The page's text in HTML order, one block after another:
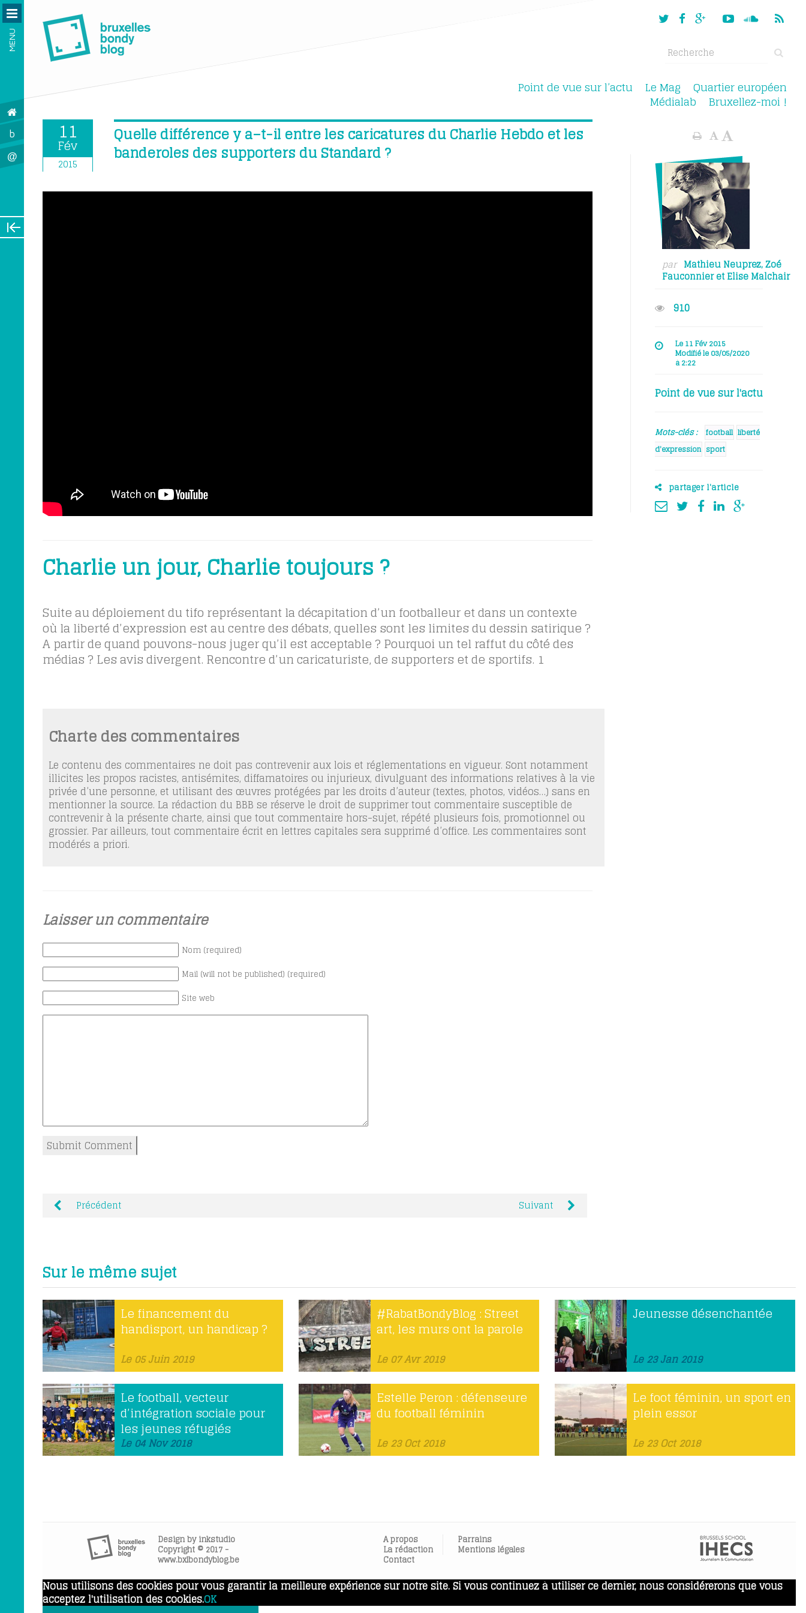
MENU
b
@
Point de vue sur l’actu Le Mag Quartier européen
Médialab Bruxellez-moi !
11
Fév
2015
Quelle différence y a–t-il entre les caricatures du Charlie Hebdo et les
banderoles des supporters du Standard ?
Charlie un jour, Charlie toujours ?
Suite au déploiement du tifo représentant la décapitation d’un footballeur et dans un contexte
où la liberté d’expression est au centre des débats, quelles sont les limites du dessin satirique ?
A partir de quand pouvons-nous juger qu’il est acceptable ? Pourquoi un tel raffut du côté des
médias ? Les avis divergent. Rencontre d’un caricaturiste, de supporters et de sportifs. 1
Charte des commentaires
Le contenu des commentaires ne doit pas contrevenir aux lois et réglementations en vigueur. Sont notamment
illicites les propos racistes, antisémites, diffamatoires ou injurieux, divulguant des informations relatives à la vie
privée d’une personne, et utilisant des œuvres protégées par les droits d’auteur (textes, photos, vidéos…) sans en
mentionner la source. La rédaction du BBB se réserve le droit de supprimer tout commentaire susceptible de
contrevenir à la présente charte, ainsi que tout commentaire hors-sujet, répété plusieurs fois, promotionnel ou
grossier. Par ailleurs, tout commentaire écrit en lettres capitales sera supprimé d’office. Les commentaires sont
modérés a priori.
Laisser un commentaire
Nom (required)
Mail (will not be published) (required)
Site web
Précédent Suivant
par Mathieu Neuprez,Zoé
FauconnieretElise Malchair
910
Le 11 Fév 2015
Modifié le 03/05/2020
à 2:22
Point de vue sur l'actu
Mots-clés : football liberté
d'expression sport
partager l'article
Sur le même sujet
Le financement du
handisport, un handicap ?
Le 05 Juin 2019
#RabatBondyBlog : Street
art, les murs ont la parole
Le 07 Avr 2019
Jeunesse désenchantée
Le 23 Jan 2019
Le football, vecteur
d’intégration sociale pour
les jeunes réfugiés
Le 04 Nov 2018
Estelle Peron : défenseure
du football féminin
Le 23 Oct 2018
Le foot féminin, un sport en
plein essor
Le 23 Oct 2018
Design byinkstudio
Copyright © 2017 -
www.bxlbondyblog.be
A propos
La rédaction
Contact
Parrains
Mentions légales
Nous utilisons des cookies pour vous garantir la meilleure expérience sur notre site. Si vous continuez à utiliser ce dernier, nous considérerons que vous
acceptez l'utilisation des cookies.OK